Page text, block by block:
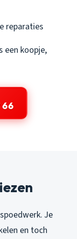
reparaties
een koopje,
66
Je
en toch